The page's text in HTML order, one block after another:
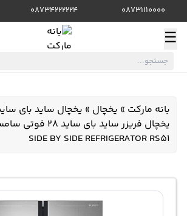
08731110000
08734222224
☰
بانه مارکت » یخچال » یخچال ساید بای
SIDE BY SIDE REFRIGERATOR RS51